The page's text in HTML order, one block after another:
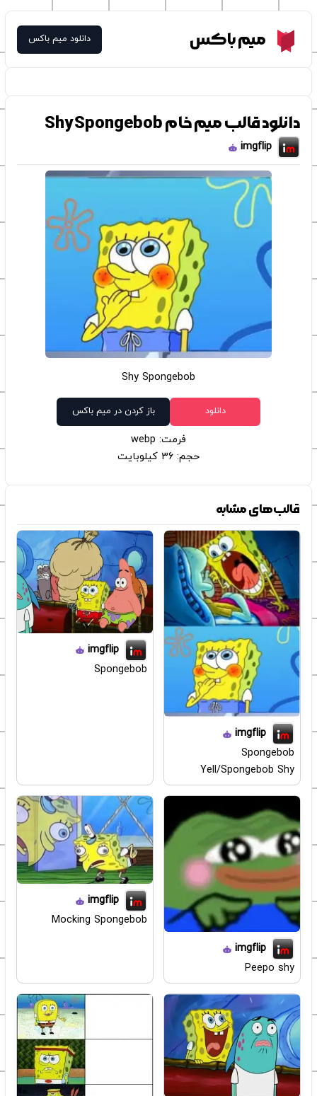
Meme Boxمیم باکس دانلود میم باکس
دانلود قالب میم خام Shy Spongebob
imgflip
Shy Spongebob
دانلود باز کردن در میم باکس
فرمت: webp
حجم: 36 کیلوبایت
قالب‌های مشابه
imgflip
Spongebob
Yell/Spongebob Shy
imgflip
Spongebob
imgflip
Peepo shy
imgflip
Mocking Spongebob